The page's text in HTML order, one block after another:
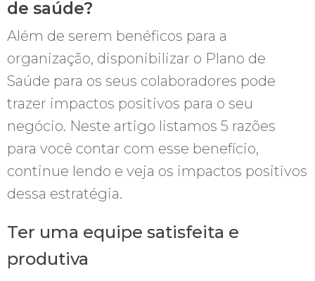
de saúde?
Além de serem benéficos para a
organização, disponibilizar o Plano de
Saúde para os seus colaboradores pode
trazer impactos positivos para o seu
negócio. Neste artigo listamos 5 razões
para você contar com esse benefício,
continue lendo e veja os impactos positivos
dessa estratégia.
Ter uma equipe satisfeita e
produtiva